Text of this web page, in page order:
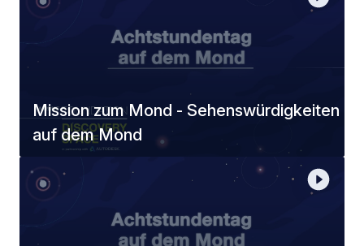
Mission zum Mond - Sehenswürdigkeiten
auf dem Mond